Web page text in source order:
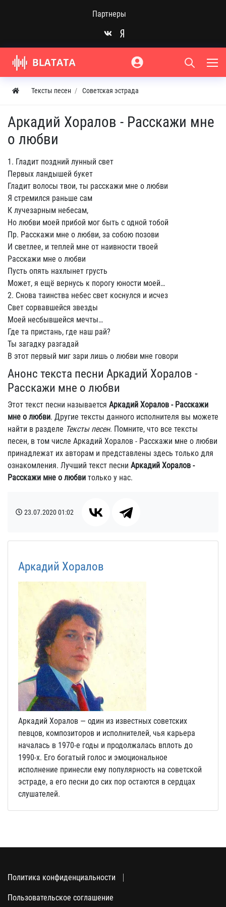
Партнеры
Тексты песен Советская эстрада
Аркадий Хоралов - Расскажи мне
о любви
1. Гладит поздний лунный свет
Первых ландышей букет
Гладит волосы твои, ты расскажи мне о любви
Я стремился раньше сам
К лучезарным небесам,
Но любви моей прибой мог быть с одной тобой
Пр. Расскажи мне о любви, за собою позови
И светлее, и теплей мне от наивности твоей
Расскажи мне о любви
Пусть опять нахлынет грусть
Может, я ещё вернусь к порогу юности моей…
2. Снова таинства небес свет коснулся и исчез
Свет сорвавшейся звезды
Моей несбывшейся мечты…
Где та пристань, где наш рай?
Ты загадку разгадай
В этот первый миг зари лишь о любви мне говори
Анонс текста песни Аркадий Хоралов -
Расскажи мне о любви
Этот текст песни называется Аркадий Хоралов - Расскажи
мне о любви. Другие тексты данного исполнителя вы можете
найти в разделе Тексты песен. Помните, что все тексты
песен, в том числе Аркадий Хоралов - Расскажи мне о любви
принадлежат их авторам и представлены здесь только для
ознакомления. Лучший текст песни Аркадий Хоралов -
Расскажи мне о любви только у нас.
23.07.202001:02
Аркадий Хоралов
Аркадий Хоралов — один из известных советских
певцов, композиторов и исполнителей, чья карьера
началась в 1970-е годы и продолжалась вплоть до
1990-х. Его богатый голос и эмоциональное
исполнение принесли ему популярность на советской
эстраде, а его песни до сих пор остаются в сердцах
слушателей.
Политика конфиденциальности
Пользовательское соглашение